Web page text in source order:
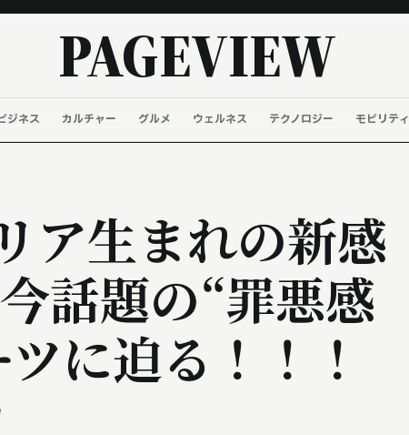
PAGEVIEW
ジネス カルチャー グルメ ウェルネス テクノロジー モビリティ
ア生まれの新感
話題の“罪悪感
に迫る！！！